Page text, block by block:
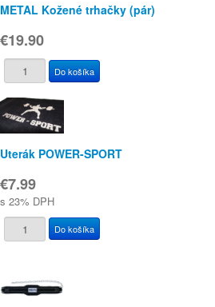
METAL Kožené trhačky (pár)
€19.90
Uterák POWER-SPORT
€7.99
s 23% DPH